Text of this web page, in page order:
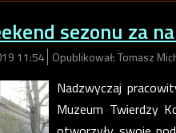
sezonu za
11:54 Opublikował: Tomasz
Nadzwyczaj
Muzeum Twierdzy